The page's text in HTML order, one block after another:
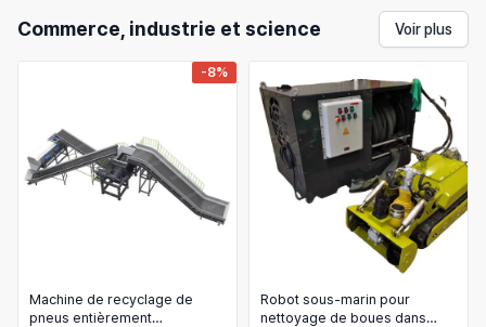
Commerce, industrie et science Voir plus
-8%
Machine de recyclage de
pneus entièrement
Robot sous-marin pour
nettoyage de boues dans